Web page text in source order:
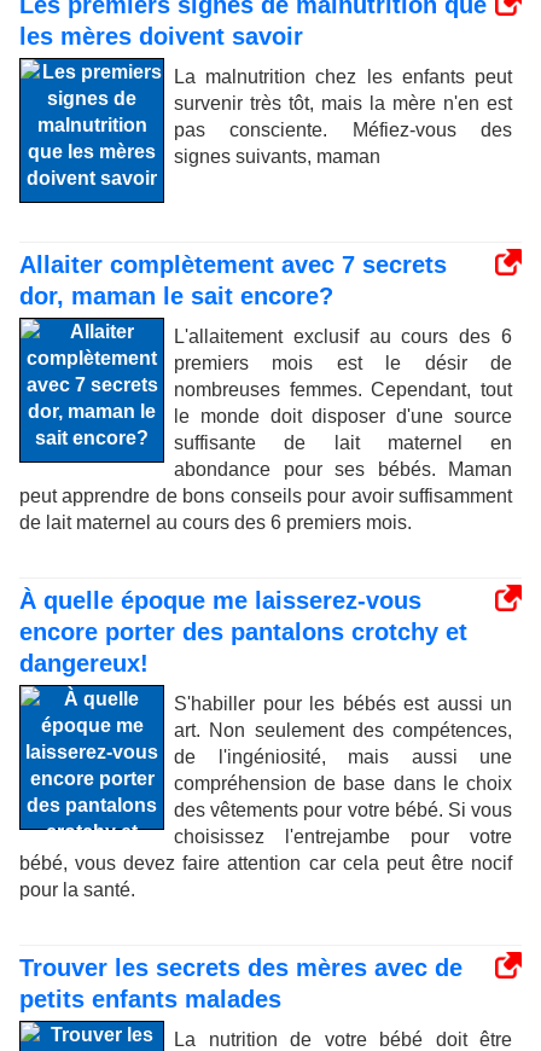
les mères doivent savoir
La malnutrition chez les enfants peut
survenir très tôt, mais la mère n'en est
pas consciente. Méfiez-vous des
signes suivants, maman
Allaiter complètement avec 7 secrets
dor, maman le sait encore?
L'allaitement exclusif au cours des 6
premiers mois est le désir de
nombreuses femmes. Cependant, tout
le monde doit disposer d'une source
suffisante de lait maternel en
abondance pour ses bébés. Maman
peut apprendre de bons conseils pour avoir suffisamment
de lait maternel au cours des 6 premiers mois.
À quelle époque me laisserez-vous
encore porter des pantalons crotchy et
dangereux!
S'habiller pour les bébés est aussi un
art. Non seulement des compétences,
de l'ingéniosité, mais aussi une
compréhension de base dans le choix
des vêtements pour votre bébé. Si vous
choisissez l'entrejambe pour votre
bébé, vous devez faire attention car cela peut être nocif
pour la santé.
Trouver les secrets des mères avec de
petits enfants malades
La nutrition de votre bébé doit être